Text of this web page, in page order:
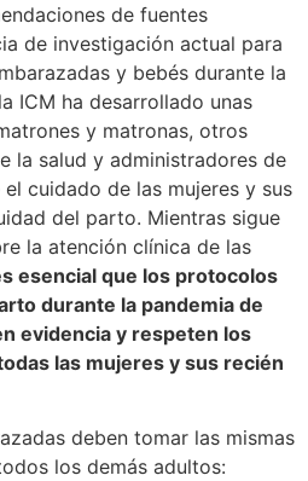
de fuentes
de investigación actual para
y bebés durante la
ICM ha desarrollado unas
y matronas, otros
la salud y administradores de
cuidado de las mujeres y sus
del parto. Mientras sigue
la atención clínica de las
esencial que los protocolos
durante la pandemia de
evidencia y respeten los
las mujeres y sus recién
deben tomar las mismas
los demás adultos: